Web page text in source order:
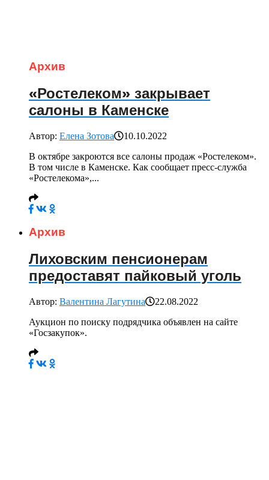
Архив
«Ростелеком» закрывает
салоны в Каменске
Автор: Елена Зотова
10.10.2022
В октябре закроются все салоны продаж «Ростелеком».
В том числе в Каменске. Как сообщает пресс-служба
«Ростелекома»,...
Архив
Лиховским пенсионерам
предоставят пайковый уголь
Автор: Валентина Лагутина
22.08.2022
Аукцион по поиску подрядчика объявлен на сайте
«Госзакупок».